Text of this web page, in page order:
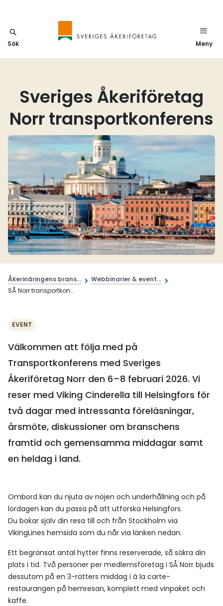
Sök Meny
Sveriges Åkeriföretag
Norr transportkonferens
Åkerinäringens brans...
Webbinarier & event...
SÅ Norr transportkon...
EVENT
Välkommen att följa med på
Transportkonferens med Sveriges
Åkeriföretag Norr den 6–8 februari 2026. Vi
reser med Viking Cinderella till Helsingfors för
två dagar med intressanta föreläsningar,
årsmöte, diskussioner om branschens
framtid och gemensamma middagar samt
en heldag i land.
Ombord kan du njuta av nöjen och underhållning och på
lördagen kan du passa på att utforska Helsingfors.
Du bokar själv din resa till och från Stockholm via
VikingLines hemsida som du når via länken nedan.
Ett begränsat antal hytter finns reserverade, så säkra din
plats i tid. Två personer per medlemsföretag i SÅ Norr bjuds
dessutom på en 3-rätters middag i à la carte-
restaurangen på hemresan, komplett med vinpaket och
kaffe.